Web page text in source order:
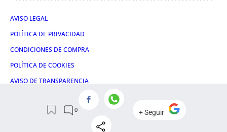
AVISO LEGAL
POLÍTICA DE PRIVACIDAD
CONDICIONES DE COMPRA
POLÍTICA DE COOKIES
AVISO DE TRANSPARENCIA